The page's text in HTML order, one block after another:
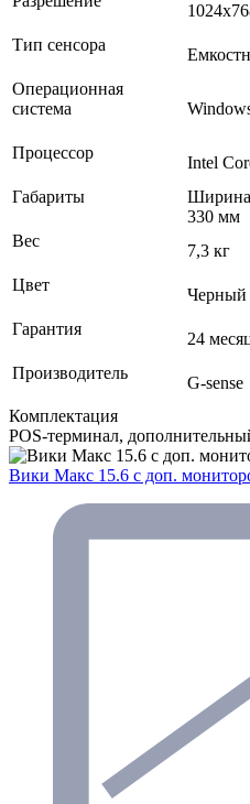
Тип сенсора
Операционная
система
Процессор
Intel
Габариты
Ширина
330 мм
Вес
7,3 кг
Цвет
Черный
Гарантия
24
Производитель
G-sense
Комплектация
POS-терминал,
Вики Макс 15.6 с доп.